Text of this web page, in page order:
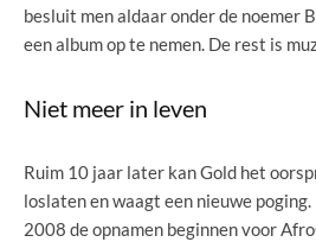
besluit men aldaar onder de noemer
een album op te nemen. De rest is
Niet meer in leven
Ruim 10 jaar later kan Gold het
loslaten en waagt een nieuwe
2008 de opnamen beginnen voor